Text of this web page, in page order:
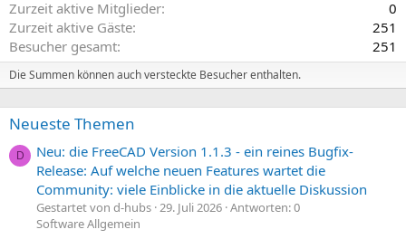
Zurzeit aktive Mitglieder
0
Zurzeit aktive Gäste
251
Besucher gesamt
251
Die Summen können auch versteckte Besucher enthalten.
Neueste Themen
D
Neu: die FreeCAD Version 1.1.3 - ein reines Bugfix-
Release: Auf welche neuen Features wartet die
Community: viele Einblicke in die aktuelle Diskussion
Gestartet von d-hubs 29. Juli 2026 Antworten: 0
Software Allgemein